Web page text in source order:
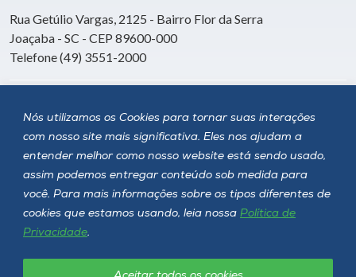
Nós utilizamos os Cookies para tornar suas interações
com nosso site mais significativa. Eles nos ajudam a
entender melhor como nosso website está sendo usado,
assim podemos entregar conteúdo sob medida para
você. Para mais informações sobre os tipos diferentes de
cookies que estamos usando, leia nossa Política de
Privacidade.
Rua Getúlio Vargas, 2125 - Bairro Flor da Serra
Joaçaba - SC - CEP 89600-000
Telefone (49) 3551-2000
Siga a Unoesc